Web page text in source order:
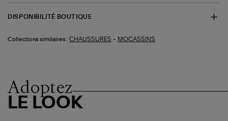
DISPONIBILITÉ BOUTIQUE
Collections similaires : CHAUSSURES - MOCASSINS
Adoptez
LE LOOK